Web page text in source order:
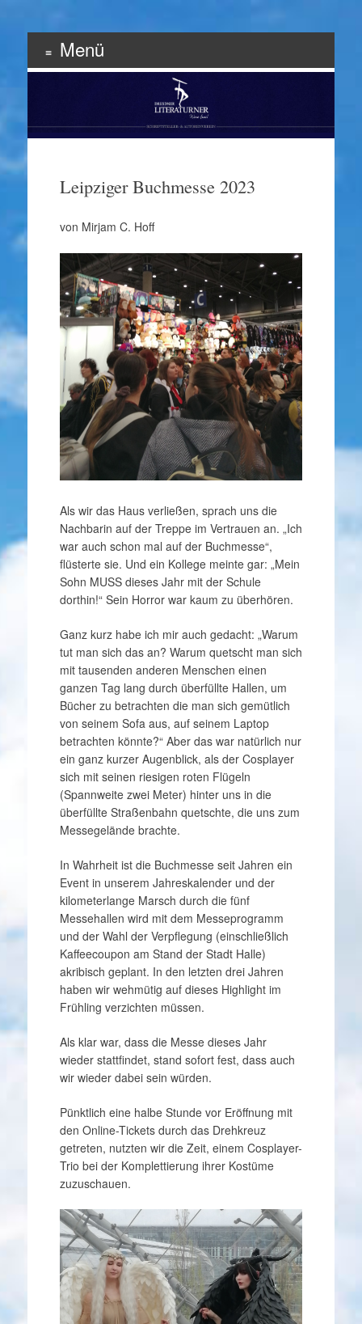
Schriftsteller & Autorenverein
Menü
Leipziger Buchmesse 2023
von Mirjam C. Hoff
Als wir das Haus verließen, sprach uns die
Nachbarin auf der Treppe im Vertrauen an. „Ich
war auch schon mal auf der Buchmesse“,
flüsterte sie. Und ein Kollege meinte gar: „Mein
Sohn MUSS dieses Jahr mit der Schule
dorthin!“ Sein Horror war kaum zu überhören.
Ganz kurz habe ich mir auch gedacht: „Warum
tut man sich das an? Warum quetscht man sich
mit tausenden anderen Menschen einen
ganzen Tag lang durch überfüllte Hallen, um
Bücher zu betrachten die man sich gemütlich
von seinem Sofa aus, auf seinem Laptop
betrachten könnte?“ Aber das war natürlich nur
ein ganz kurzer Augenblick, als der Cosplayer
sich mit seinen riesigen roten Flügeln
(Spannweite zwei Meter) hinter uns in die
überfüllte Straßenbahn quetschte, die uns zum
Messegelände brachte.
In Wahrheit ist die Buchmesse seit Jahren ein
Event in unserem Jahreskalender und der
kilometerlange Marsch durch die fünf
Messehallen wird mit dem Messeprogramm
und der Wahl der Verpflegung (einschließlich
Kaffeecoupon am Stand der Stadt Halle)
akribisch geplant. In den letzten drei Jahren
haben wir wehmütig auf dieses Highlight im
Frühling verzichten müssen.
Als klar war, dass die Messe dieses Jahr
wieder stattfindet, stand sofort fest, dass auch
wir wieder dabei sein würden.
Pünktlich eine halbe Stunde vor Eröffnung mit
den Online-Tickets durch das Drehkreuz
getreten, nutzten wir die Zeit, einem Cosplayer-
Trio bei der Komplettierung ihrer Kostüme
zuzuschauen.